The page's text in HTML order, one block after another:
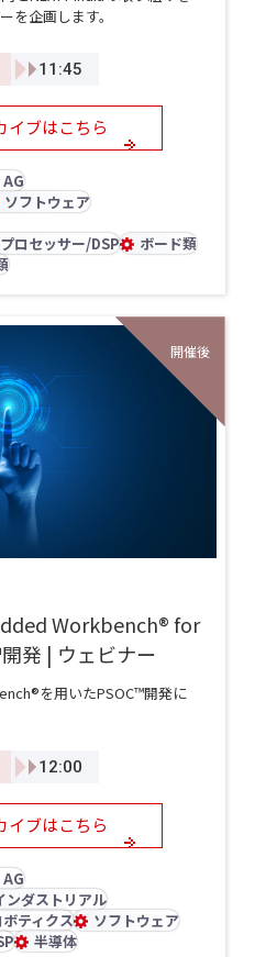
を企画します。
11:45
イブはこちら
ソフトウェア
ロセッサー/DSP
ボード類
Workbench® for
発 | ウェビナー
を用いたPSOC™開発に
12:00
イブはこちら
ンダストリアル
ティクス
ソフトウェア
半導体